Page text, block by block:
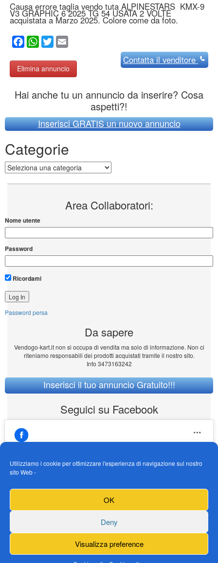
Utilizziamo i cookie per ottimizzare l'esperienza di navigazione sul nostro
sito Web -
OK
Deny
Visualizza preference
Causa errore taglia vendo tuta ALPINESTARS KMX-9
V3 GRAPHIC 6 2025 TG 54 USATA 2 VOLTE
acquistata a Marzo 2025. Colore come da foto.
Facebook
WhatsApp
Twitter
Elimina annuncio
Contattail venditore
Hai anche tu un annuncio da inserire? Cosa
aspetti?!
Inserisci GRATIS un nuovo annuncio
Categorie
Categorie
Area Collaboratori:
Nome utente
Password
Ricordami
Password persa
Da sapere
Vendogo-kart.it non si occupa di vendita ma solo di informazione. Non ci
riteniamo responsabili dei prodotti acquistati tramite il nostro sito.
Info 3473163242
Inserisci il tuo annuncio Gratuito!!!
Seguici su Facebook
https://www.facebook.com/Vendogokartit/
Fai clic per accettare i cookie marketing e
abilitare questo contenuto